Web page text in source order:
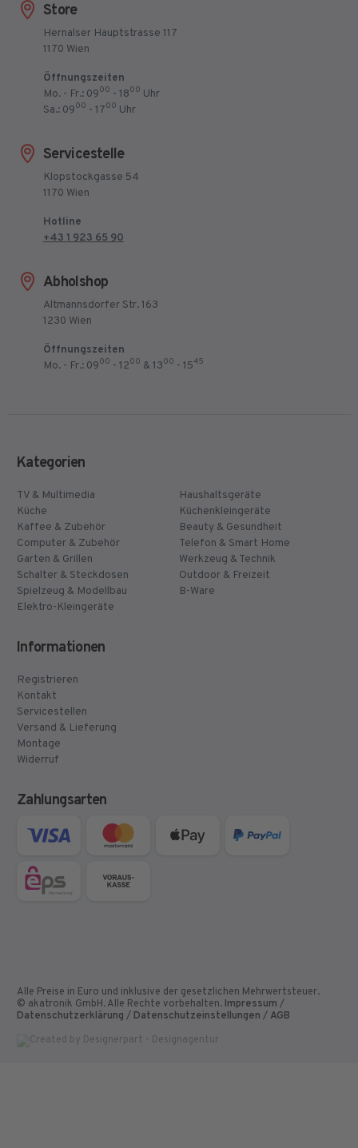
Store
Hernalser Hauptstrasse 117
1170 Wien
Öffnungszeiten
Mo. - Fr.: 0900 - 1800 Uhr
Sa.: 0900 - 1700 Uhr
Servicestelle
Klopstockgasse 54
1170 Wien
Hotline
+43 1 923 65 90
Abholshop
Altmannsdorfer Str. 163
1230 Wien
Öffnungszeiten
Mo. - Fr.: 0900 - 1200 & 1300 - 1545
Kategorien
TV & Multimedia
Haushaltsgeräte
Küche
Küchenkleingeräte
Kaffee & Zubehör
Beauty & Gesundheit
Computer & Zubehör
Telefon & Smart Home
Garten & Grillen
Werkzeug & Technik
Schalter & Steckdosen
Outdoor & Freizeit
Spielzeug & Modellbau
B-Ware
Elektro-Kleingeräte
Informationen
Registrieren
Kontakt
Servicestellen
Versand & Lieferung
Montage
Widerruf
Zahlungsarten
Alle Preise in Euro und inklusive der gesetzlichen Mehrwertsteuer.
© akatronik GmbH. Alle Rechte vorbehalten. Impressum /
Datenschutzerklärung / Datenschutzeinstellungen / AGB